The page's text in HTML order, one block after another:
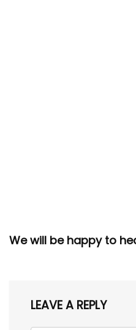
We will be happy to
LEAVE A REPLY